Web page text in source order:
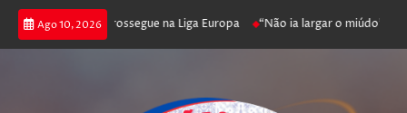
Ago 10, 2026
joga poker e prossegue na Liga Europa “Não ia largar o miúdo”.